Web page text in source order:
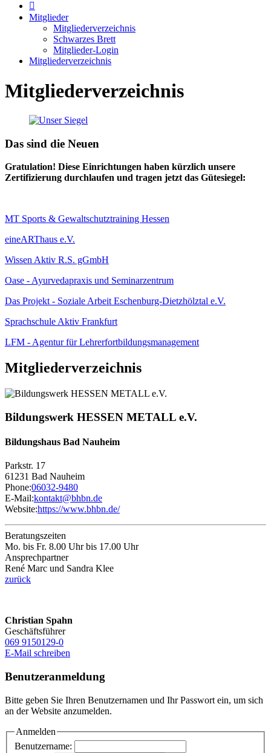

Mitglieder
Mitgliederverzeichnis
Schwarzes Brett
Mitglieder-Login
Mitgliederverzeichnis
Mitgliederverzeichnis
Das sind die Neuen
Gratulation! Diese Einrichtungen haben kürzlich unsere
Zertifizierung durchlaufen und tragen jetzt das Gütesiegel:
MT Sports & Gewaltschutztraining Hessen
eineARThaus e.V.
Wissen Aktiv R.S. gGmbH
Oase - Ayurvedapraxis und Seminarzentrum
Das Projekt - Soziale Arbeit Eschenburg-Dietzhölztal e.V.
Sprachschule Aktiv Frankfurt
LFM - Agentur für Lehrerfortbildungsmanagement
Mitgliederverzeichnis
Bildungswerk HESSEN METALL e.V.
Bildungshaus Bad Nauheim
Parkstr. 17
61231 Bad Nauheim
Phone:06032-9480
E-Mail:kontakt@bhbn.de
Website:https://www.bhbn.de/
Beratungszeiten
Mo. bis Fr. 8.00 Uhr bis 17.00 Uhr
Ansprechpartner
René Marc und Sandra Klee
zurück
Christian Spahn
Geschäftsführer
069 9150129-0
E-Mail schreiben
Benutzeranmeldung
Bitte geben Sie Ihren Benutzernamen und Ihr Passwort ein, um sich
an der Website anzumelden.
Anmelden
Benutzername: